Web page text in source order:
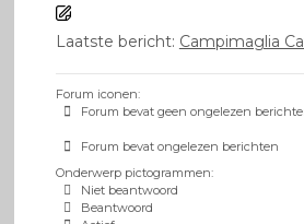
Laatste bericht: Campimaglia
Forum iconen:
Forum bevat geen ongelezen
Forum bevat ongelezen berichten
Onderwerp pictogrammen:
Niet beantwoord
Beantwoord